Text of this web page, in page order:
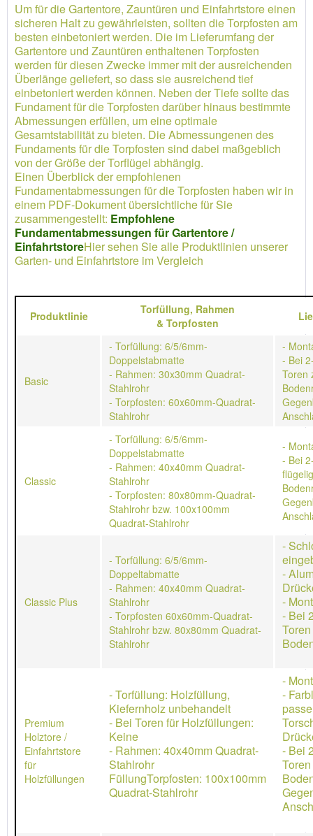
Um für die Gartentore, Zauntüren und Einfahrtstore einen
sicheren Halt zu gewährleisten, sollten die Torpfosten am
besten einbetoniert werden. Die im Lieferumfang der
Gartentore und Zauntüren enthaltenen Torpfosten
werden für diesen Zwecke immer mit der ausreichenden
Überlänge geliefert, so dass sie ausreichend tief
einbetoniert werden können. Neben der Tiefe sollte das
Fundament für die Torpfosten darüber hinaus bestimmte
Abmessungen erfüllen, um eine optimale
Gesamtstabilität zu bieten. Die Abmessungenen des
Fundaments für die Torpfosten sind dabei maßgeblich
von der Größe der Torflügel abhängig.
Einen Überblick der empfohlenen
Fundamentabmessungen für die Torpfosten haben wir in
einem PDF-Dokument übersichtliche für Sie
zusammengestellt: Empfohlene
Fundamentabmessungen für Gartentore /
EinfahrtstoreHier sehen Sie alle Produktlinien unserer
Garten- und Einfahrtstore im Vergleich
Produktlinie Torfüllung, Rahmen
& Torpfosten
Basic
- Torfüllung: 6/5/6mm-
Doppelstabmatte
- Rahmen: 30x30mm Quadrat-
Stahlrohr
- Torpfosten: 60x60mm-Quadrat-
Stahlrohr
-
- Bei
Toren
Classic
- Torfüllung: 6/5/6mm-
Doppelstabmatte
- Rahmen: 40x40mm Quadrat-
Stahlrohr
- Torpfosten: 80x80mm-Quadrat-
Stahlrohr bzw. 100x100mm
Quadrat-Stahlrohr
-
- Bei
Classic Plus
- Torfüllung: 6/5/6mm-
Doppeltabmatte
- Rahmen: 40x40mm Quadrat-
Stahlrohr
- Torpfosten 60x60mm-Quadrat-
Stahlrohr bzw. 80x80mm Quadrat-
Stahlrohr
-
-
-
- Bei
Premium
Holztore /
Einfahrtstore
für
Holzfüllungen
- Torfüllung: Holzfüllung,
Kiefernholz unbehandelt
- Bei Toren für Holzfüllungen:
Keine
- Rahmen: 40x40mm Quadrat-
Stahlrohr
FüllungTorpfosten: 100x100mm
Quadrat-Stahlrohr
-
-
- Bei